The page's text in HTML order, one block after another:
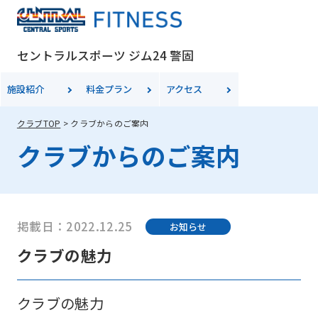
セントラルスポーツ ジム24 警固
施設紹介 料金プラン アクセス
クラブTOP クラブからのご案内
クラブからのご案内
掲載日：2022.12.25 お知らせ
クラブの魅力
クラブの魅力